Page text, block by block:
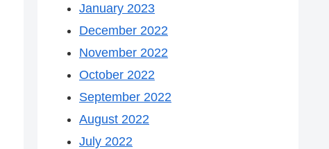
January 2023
December 2022
November 2022
October 2022
September 2022
August 2022
July 2022